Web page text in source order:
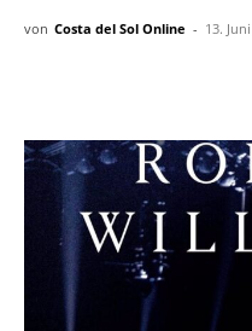
von Costa del Sol Online - 13.